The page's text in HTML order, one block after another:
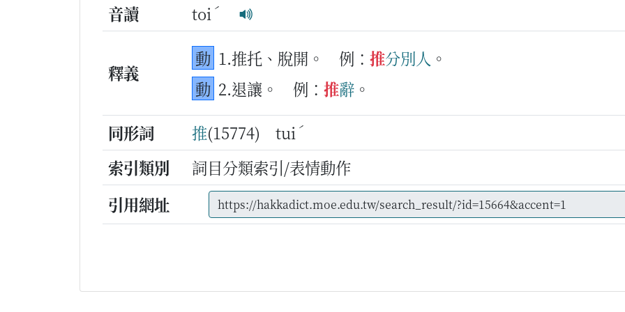
音讀 toi ˊ
釋義
動 1.推托、脫開。 例： 推分別人 。
動 2.退讓。 例： 推辭 。
同形詞
推(15774) tui ˊ
索引類別
詞目分類索引/表情動作
引用網址